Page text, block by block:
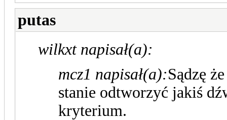
putas
wilkxt napisał(a):
mcz1 napisał(a):Sądzę
stanie odtworzyć jakiś
kryterium.